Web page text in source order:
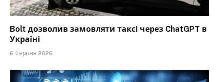
Bolt дозволив замовляти таксі через ChatGPT в
Україні
6 Серпня 2026